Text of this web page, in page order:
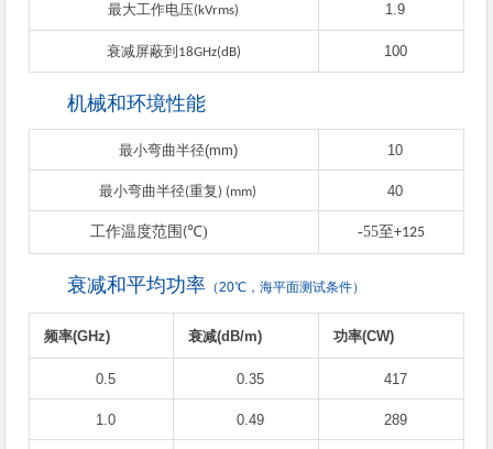
最大工作电压(kVrms) 1.9
衰减屏蔽到 18GHz(dB) 100
机械和环境性能
最小弯曲半径(mm) 10
最小弯曲半径(重复) (mm) 40
工作温度范围 (℃) -55至+125
衰减和平均功率 （20℃，海平面测试条件）
频率(GHz) 衰减(dB/m) 功率(CW)
0.5 0.35 417
1.0 0.49 289